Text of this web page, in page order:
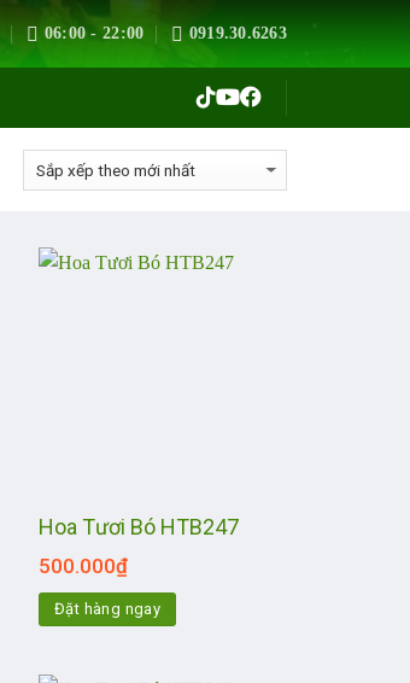
06:00 - 22:00 0919.30.6263
Hoa Tươi Bó HTB247
500.000₫
Đặt hàng ngay